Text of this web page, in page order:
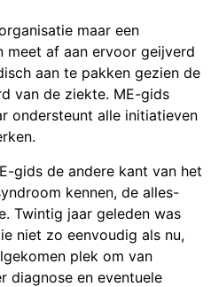
maar een
af aan ervoor geijverd
aan te pakken gezien de
van de ziekte. ME-gids
ondersteunt alle initiatieven
gids de andere kant van het
kennen, de alles-
Twintig jaar geleden was
niet zo eenvoudig als nu,
plek om van
diagnose en eventuele